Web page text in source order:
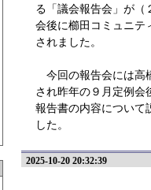
る「議会報告会」が（
会後に櫛田コミュニテ
されました。
今回の報告会には高
され昨年の９月定例
報告書の内容について
した。
2025-10-20 20:32:39